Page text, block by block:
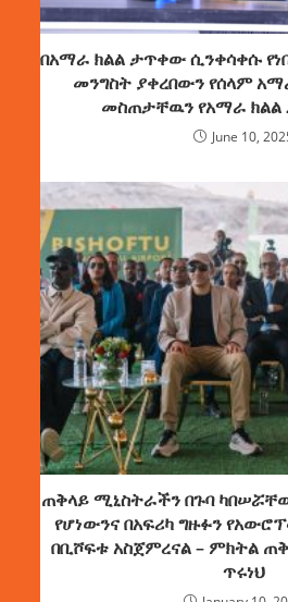
በአማራ ክልል ታጥቀው ሲንቀሳቀሱ
መንግስት ያቀረበውን የሰላም
መስጠታቸዉን የአማራ ክልል
June 10,
ጠቅላይ ሚኒስትራችን በጉባ
የሆነውንና በአፍሪካ ግዙፉን
በቢሾፍቱ አስጀምረናል – ምክትል
ጥሩነህ